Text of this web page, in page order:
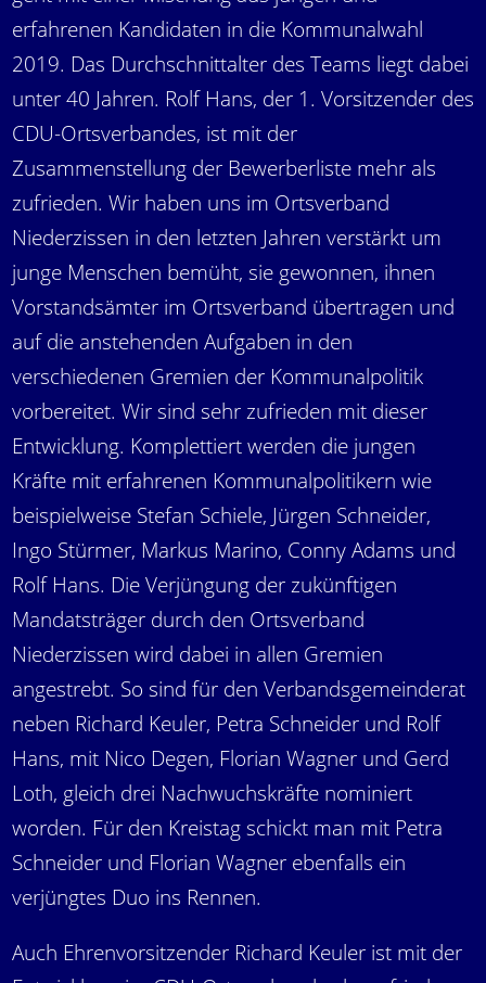
erfahrenen Kandidaten in die Kommunalwahl
2019. Das Durchschnittalter des Teams liegt dabei
unter 40 Jahren. Rolf Hans, der 1. Vorsitzender des
CDU-Ortsverbandes, ist mit der
Zusammenstellung der Bewerberliste mehr als
zufrieden. Wir haben uns im Ortsverband
Niederzissen in den letzten Jahren verstärkt um
junge Menschen bemüht, sie gewonnen, ihnen
Vorstandsämter im Ortsverband übertragen und
auf die anstehenden Aufgaben in den
verschiedenen Gremien der Kommunalpolitik
vorbereitet. Wir sind sehr zufrieden mit dieser
Entwicklung. Komplettiert werden die jungen
Kräfte mit erfahrenen Kommunalpolitikern wie
beispielweise Stefan Schiele, Jürgen Schneider,
Ingo Stürmer, Markus Marino, Conny Adams und
Rolf Hans. Die Verjüngung der zukünftigen
Mandatsträger durch den Ortsverband
Niederzissen wird dabei in allen Gremien
angestrebt. So sind für den Verbandsgemeinderat
neben Richard Keuler, Petra Schneider und Rolf
Hans, mit Nico Degen, Florian Wagner und Gerd
Loth, gleich drei Nachwuchskräfte nominiert
worden. Für den Kreistag schickt man mit Petra
Schneider und Florian Wagner ebenfalls ein
verjüngtes Duo ins Rennen.
Auch Ehrenvorsitzender Richard Keuler ist mit der